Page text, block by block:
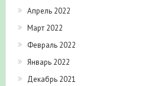
Апрель 2022
Март 2022
Февраль 2022
Январь 2022
Декабрь 2021